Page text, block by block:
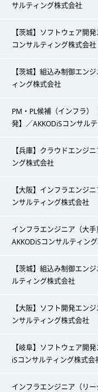
サルティング株式会社
【茨城】ソフトウェア開
コンサルティング株式会社
【茨城】組込み制御エン
ィング株式会社
PM・PL候補（インフラ）
発】／AKKODiSコンサル
【兵庫】クラウドエンジ
ング株式会社
【大阪】インフラエンジ
ンサルティング株式会社
インフラエンジニア（大
AKKODiSコンサルティン
【茨城】組込み制御エン
ルティング株式会社
【大阪】ソフト開発エン
ンサルティング株式会社
【岐阜】ソフトウェア開
iSコンサルティング株式会
インフラエンジニア（リ